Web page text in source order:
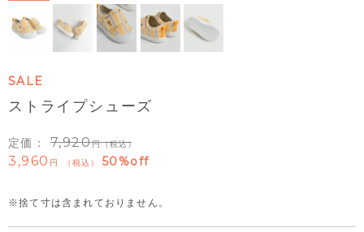
SALE
ストライプシューズ
定価： 7,920 （税込）
3,960 税込 50%off
※捨て寸は含まれておりません。